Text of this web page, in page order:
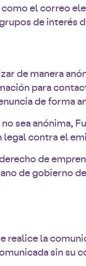
el correo
de interés
de manera
para
de forma
sea anónima,
contra el
de
de gobierno
realice la
sin su